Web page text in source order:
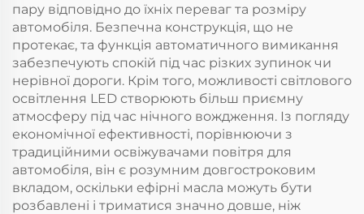
пару відповідно до їхніх переваг та розміру
автомобіля. Безпечна конструкція, що не
протекає, та функція автоматичного вимикання
забезпечують спокій під час різких зупинок чи
нерівної дороги. Крім того, можливості світлового
освітлення LED створюють більш приємну
атмосферу під час нічного вождження. Із погляду
економічної ефективності, порівнюючи з
традиційними освіжувачами повітря для
автомобіля, він є розумним довгостроковим
вкладом, оскільки ефірні масла можуть бути
розбавлені і триматися значно довше, ніж